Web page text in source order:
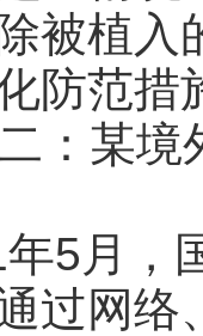
被植入
防范措
某境外
月，国
过网络